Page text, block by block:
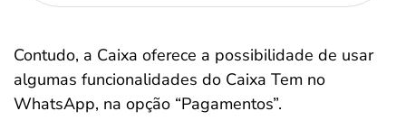
Contudo, a Caixa oferece a possibilidade de usar
algumas funcionalidades do Caixa Tem no
WhatsApp, na opção “Pagamentos”.